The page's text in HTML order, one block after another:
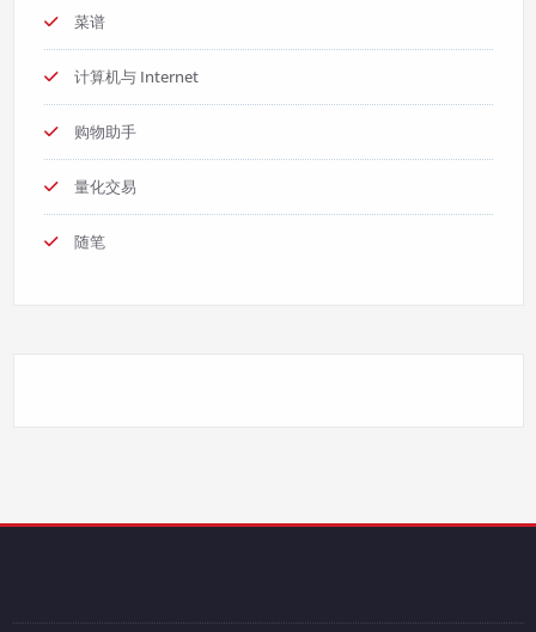
菜谱
计算机与 Internet
购物助手
量化交易
随笔